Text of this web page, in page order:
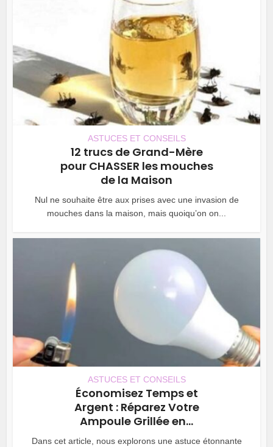
ASTUCES ET CONSEILS
12 trucs de Grand-Mère
pour CHASSER les mouches
de la Maison
Nul ne souhaite être aux prises avec une invasion de
mouches dans la maison, mais quoiqu’on on...
ASTUCES ET CONSEILS
Économisez Temps et
Argent : Réparez Votre
Ampoule Grillée en...
Dans cet article, nous explorons une astuce étonnante